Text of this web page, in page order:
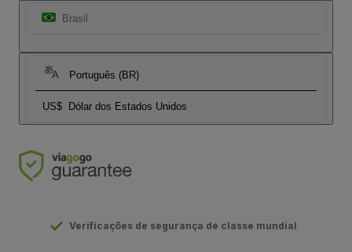
Brasil
Português (BR)
US$ Dólar dos Estados Unidos
Verificações de segurança de classe mundial